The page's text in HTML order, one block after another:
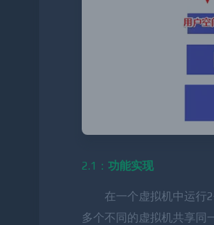
2.1： 功能实现
在一个虚拟机中运行
多个不同的虚拟机共享同